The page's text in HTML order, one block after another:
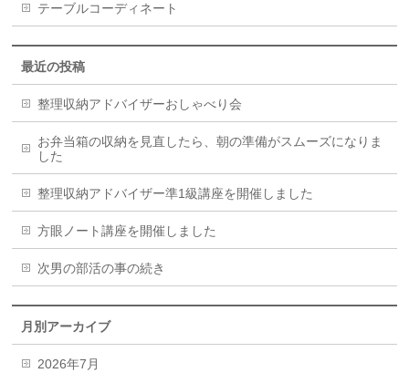
テーブルコーディネート
最近の投稿
整理収納アドバイザーおしゃべり会
お弁当箱の収納を見直したら、朝の準備がスムーズになりま
した
整理収納アドバイザー準1級講座を開催しました
方眼ノート講座を開催しました
次男の部活の事の続き
月別アーカイブ
2026年7月